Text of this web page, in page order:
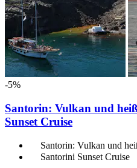
-5%
Santorin: Vulkan und
Sunset Cruise
Santorin: Vulkan und
Santorini Sunset Cruise